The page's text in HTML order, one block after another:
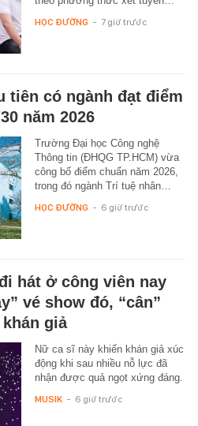
HỌC ĐƯỜNG - 7 giờ trước
tiên có ngành đạt điểm
năm 2026
Trường Đại học Công nghệ
Thông tin (ĐHQG TP.HCM) vừa
công bố điểm chuẩn năm 2026,
trong đó ngành Trí tuệ nhân…
HỌC ĐƯỜNG - 6 giờ trước
hát ở công viên nay
vé show đó, “cân”
giả
Nữ ca sĩ này khiến khán giả xúc
động khi sau nhiều nỗ lực đã
nhận được quả ngọt xứng đáng.
MUSIK - 6 giờ trước